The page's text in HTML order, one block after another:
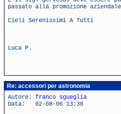
passato alla promozione
Cieli Serenissimi A Tutti
Luca P.
Re: accessori per astronomia
Autore: franco sgueglia
Data: 02-08-06 13:38